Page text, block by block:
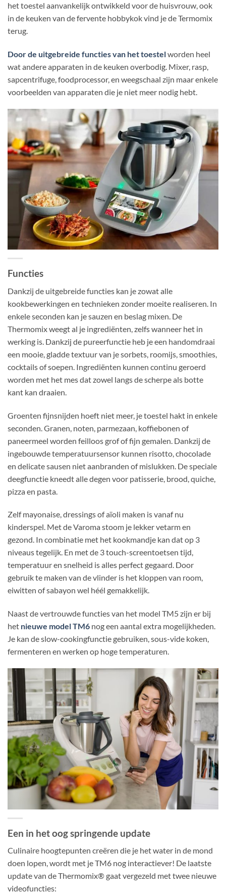
het toestel aanvankelijk ontwikkeld voor de huisvrouw, ook
in de keuken van de fervente hobbykok vind je de Termomix
terug.
Door de uitgebreide functies van het toestelworden heel
wat andere apparaten in de keuken overbodig. Mixer, rasp,
sapcentrifuge, foodprocessor, en weegschaal zijn maar enkele
voorbeelden van apparaten die je niet meer nodig hebt.
Functies
Dankzij de uitgebreide functies kan je zowat alle
kookbewerkingen en technieken zonder moeite realiseren. In
enkele seconden kan je sauzen en beslag mixen. De
Thermomix weegt al je ingrediënten, zelfs wanneer het in
werking is. Dankzij de pureerfunctie heb je een handomdraai
een mooie, gladde textuur van je sorbets, roomijs, smoothies,
cocktails of soepen. Ingrediënten kunnen continu geroerd
worden met het mes dat zowel langs de scherpe als botte
kant kan draaien.
Groenten fijnsnijden hoeft niet meer, je toestel hakt in enkele
seconden. Granen, noten, parmezaan, koffiebonen of
paneermeel worden feilloos grof of fijn gemalen. Dankzij de
ingebouwde temperatuursensor kunnen risotto, chocolade
en delicate sausen niet aanbranden of mislukken. De speciale
deegfunctie kneedt alle degen voor patisserie, brood, quiche,
pizza en pasta.
Zelf mayonaise, dressings of aïoli maken is vanaf nu
kinderspel. Met de Varoma stoom je lekker vetarm en
gezond. In combinatie met het kookmandje kan dat op 3
niveaus tegelijk. En met de 3 touch-screentoetsen tijd,
temperatuur en snelheid is alles perfect gegaard. Door
gebruik te maken van de vlinder is het kloppen van room,
eiwitten of sabayon wel héél gemakkelijk.
Naast de vertrouwde functies van het model TM5 zijn er bij
het nieuwe model TM6 nog een aantal extra mogelijkheden.
Je kan de slow-cookingfunctie gebruiken, sous-vide koken,
fermenteren en werken op hoge temperaturen.
Een in het oog springende update
Culinaire hoogtepunten creëren die je het water in de mond
doen lopen, wordt met je TM6 nog interactiever! De laatste
update van de Thermomix® gaat vergezeld met twee nieuwe
videofuncties: